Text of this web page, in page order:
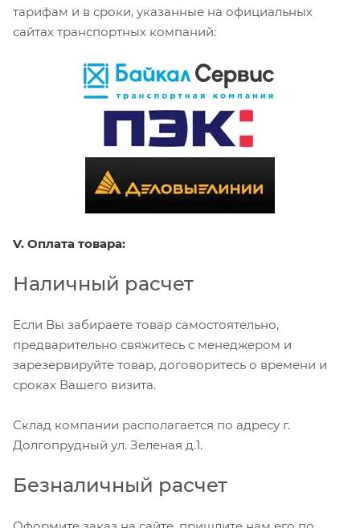
тарифам и в сроки, указанные на официальных
сайтах транспортных компаний:
V. Оплата товара:
Наличный расчет
Если Вы забираете товар самостоятельно,
предварительно свяжитесь с менеджером и
зарезервируйте товар, договоритесь о времени и
сроках Вашего визита.
Склад компании располагается по адресу г.
Долгопрудный ул. Зеленая д.1.
Безналичный расчет